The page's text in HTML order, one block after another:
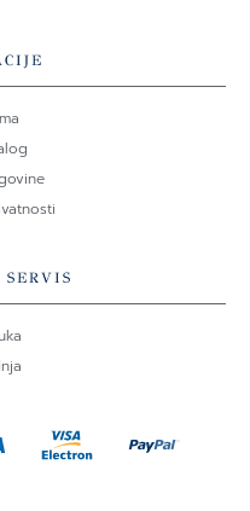
t
a
g
r
a
m